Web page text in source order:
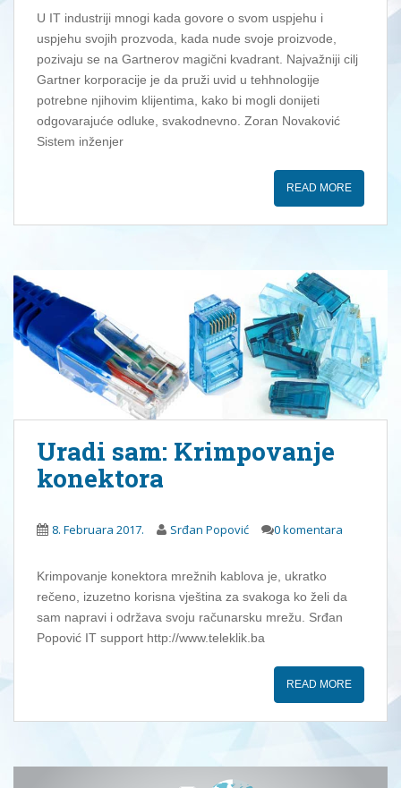
U IT industriji mnogi kada govore o svom uspjehu i
uspjehu svojih prozvoda, kada nude svoje proizvode,
pozivaju se na Gartnerov magični kvadrant. Najvažniji cilj
Gartner korporacije je da pruži uvid u tehhnologije
potrebne njihovim klijentima, kako bi mogli donijeti
odgovarajuće odluke, svakodnevno. Zoran Novaković
Sistem inženjer
READ MORE
Uradi sam: Krimpovanje
konektora
8. Februara 2017. Srđan Popović 0 komentara
Krimpovanje konektora mrežnih kablova je, ukratko
rečeno, izuzetno korisna vještina za svakoga ko želi da
sam napravi i održava svoju računarsku mrežu. Srđan
Popović IT support http://www.teleklik.ba
READ MORE